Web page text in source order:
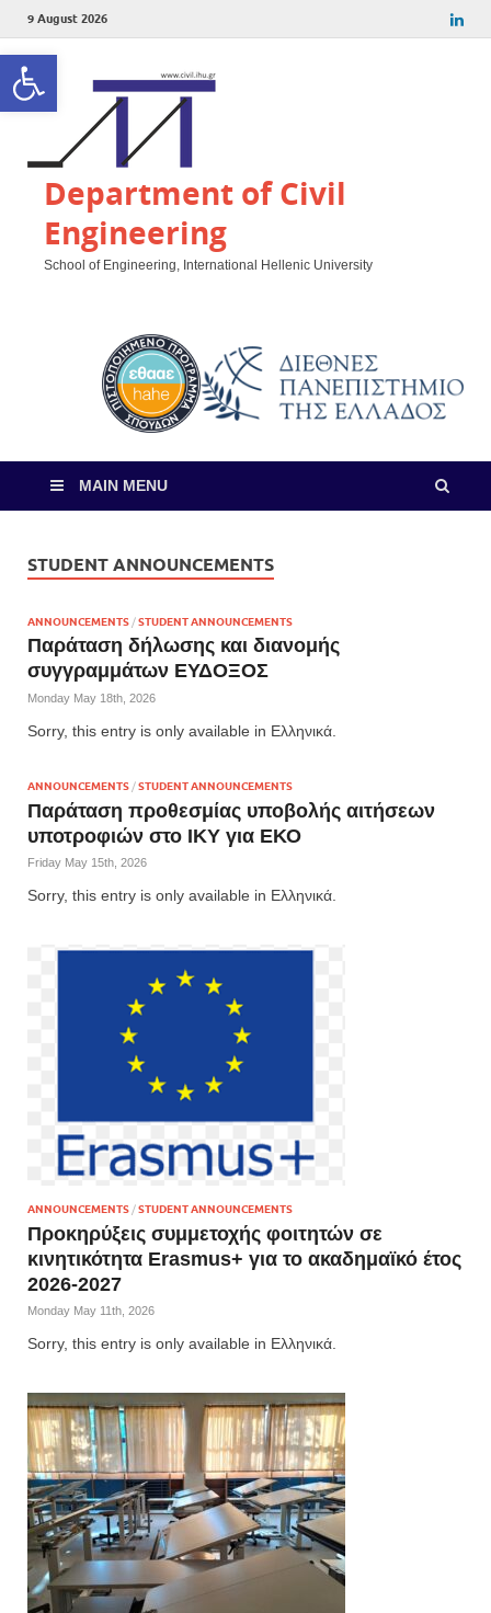
Open toolbar
9 August 2026
Department of Civil
Engineering
School of Engineering, International Hellenic University
MAIN MENU
STUDENT ANNOUNCEMENTS
ANNOUNCEMENTS /STUDENT ANNOUNCEMENTS
Παράταση δήλωσης και διανομής
συγγραμμάτων ΕΥΔΟΞΟΣ
Monday May 18th, 2026
Sorry, this entry is only available in Ελληνικά.
ANNOUNCEMENTS /STUDENT ANNOUNCEMENTS
Παράταση προθεσμίας υποβολής αιτήσεων
υποτροφιών στο ΙΚΥ για ΕΚΟ
Friday May 15th, 2026
Sorry, this entry is only available in Ελληνικά.
ANNOUNCEMENTS/STUDENT ANNOUNCEMENTS
Προκηρύξεις συμμετοχής φοιτητών σε
κινητικότητα Erasmus+ για το ακαδημαϊκό έτος
2026-2027
Monday May 11th, 2026
Sorry, this entry is only available in Ελληνικά.